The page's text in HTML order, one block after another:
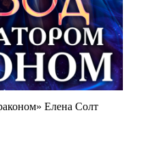
Елена Солт